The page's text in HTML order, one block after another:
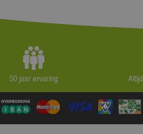
50 jaar ervaring